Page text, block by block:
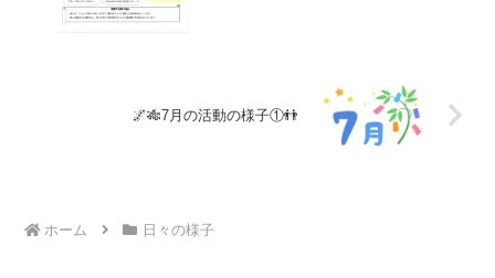
🌌🎋7月の活動の様子①👬
ホーム 日々の様子